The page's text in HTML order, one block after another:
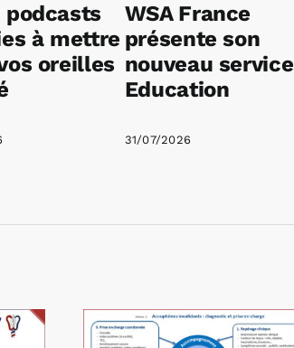
podcasts
à mettre
oreilles
WSA France
présente son
nouveau service
Education
31/07/2026